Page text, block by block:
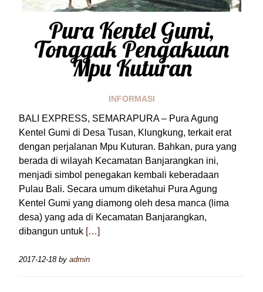
Pura Kentel Gumi,
Tonggak Pengakuan
Mpu Kuturan
INFORMASI
BALI EXPRESS, SEMARAPURA – Pura Agung
Kentel Gumi di Desa Tusan, Klungkung, terkait erat
dengan perjalanan Mpu Kuturan. Bahkan, pura yang
berada di wilayah Kecamatan Banjarangkan ini,
menjadi simbol penegakan kembali keberadaan
Pulau Bali. Secara umum diketahui Pura Agung
Kentel Gumi yang diamong oleh desa manca (lima
desa) yang ada di Kecamatan Banjarangkan,
dibangun untuk […]
2017-12-18by admin